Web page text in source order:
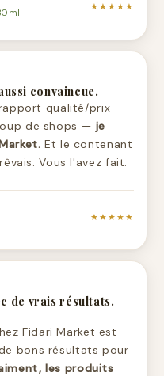
★★★★★
convaincue.
qualité/prix
de shops — je
Et le contenant
Vous l'avez fait.
★★★★★
de vrais résultats.
Fidari Market est
bons résultats pour
les produits